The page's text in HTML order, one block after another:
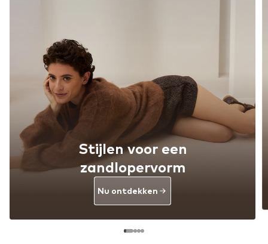
Stijlen voor een
zandlopervorm
Nu ontdekken